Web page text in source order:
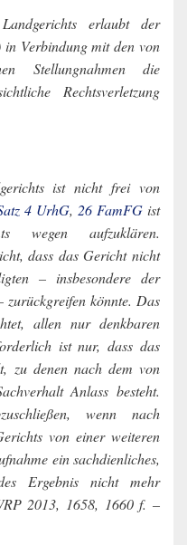
erlaubt der
Verbindung mit den von
Stellungnahmen die
Rechtsverletzung
ist nicht frei von
4 UrhG, 26 FamFGist
wegen aufzuklären.
dass das Gericht nicht
– insbesondere der
zurückgreifen könnte. Das
allen nur denkbaren
ist nur, dass das
zu denen nach dem von
Anlass besteht.
wenn nach
von einer weiteren
ein sachdienliches,
Ergebnis nicht mehr
2013, 1658, 1660 f. –